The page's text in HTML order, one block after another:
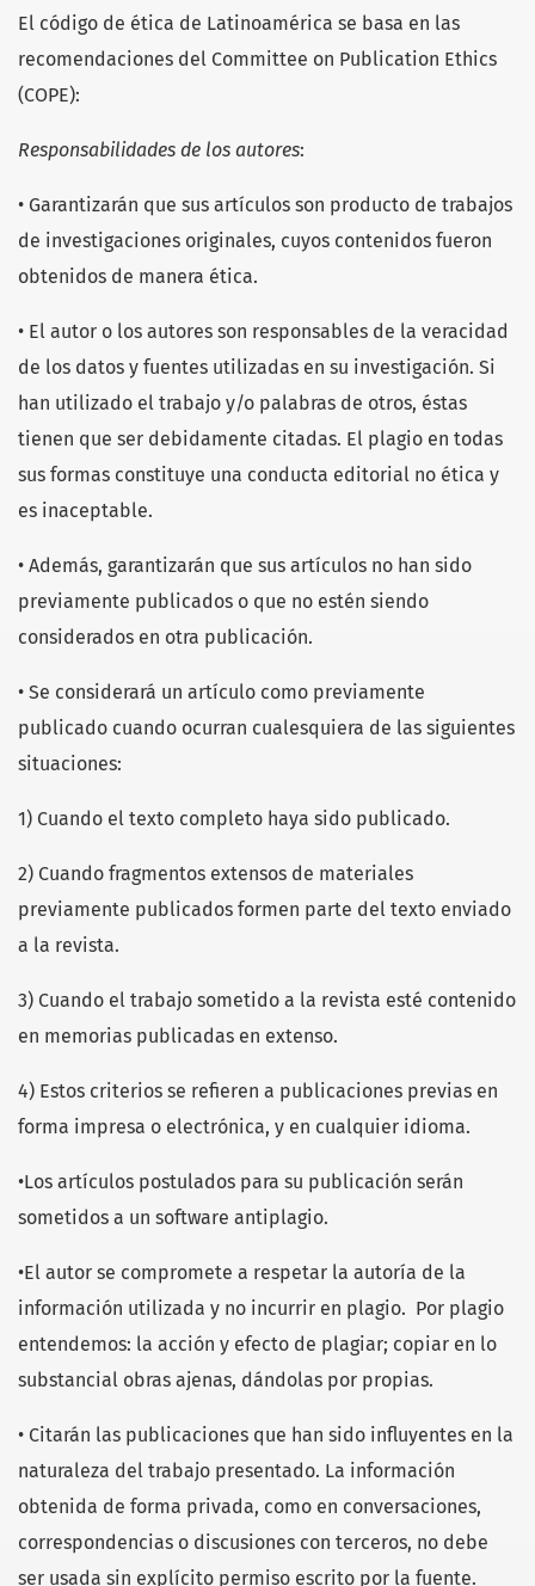
El código de ética de Latinoamérica se basa en las
recomendaciones del Committee on Publication Ethics
(COPE):
Responsabilidades de los autores:
• Garantizarán que sus artículos son producto de trabajos
de investigaciones originales, cuyos contenidos fueron
obtenidos de manera ética.
• El autor o los autores son responsables de la veracidad
de los datos y fuentes utilizadas en su investigación. Si
han utilizado el trabajo y/o palabras de otros, éstas
tienen que ser debidamente citadas. El plagio en todas
sus formas constituye una conducta editorial no ética y
es inaceptable.
• Además, garantizarán que sus artículos no han sido
previamente publicados o que no estén siendo
considerados en otra publicación.
• Se considerará un artículo como previamente
publicado cuando ocurran cualesquiera de las siguientes
situaciones:
1) Cuando el texto completo haya sido publicado.
2) Cuando fragmentos extensos de materiales
previamente publicados formen parte del texto enviado
a la revista.
3) Cuando el trabajo sometido a la revista esté contenido
en memorias publicadas en extenso.
4) Estos criterios se refieren a publicaciones previas en
forma impresa o electrónica, y en cualquier idioma.
•Los artículos postulados para su publicación serán
sometidos a un software antiplagio.
•El autor se compromete a respetar la autoría de la
información utilizada y no incurrir en plagio. Por plagio
entendemos: la acción y efecto de plagiar; copiar en lo
substancial obras ajenas, dándolas por propias.
• Citarán las publicaciones que han sido influyentes en la
naturaleza del trabajo presentado. La información
obtenida de forma privada, como en conversaciones,
correspondencias o discusiones con terceros, no debe
ser usada sin explícito permiso escrito por la fuente.